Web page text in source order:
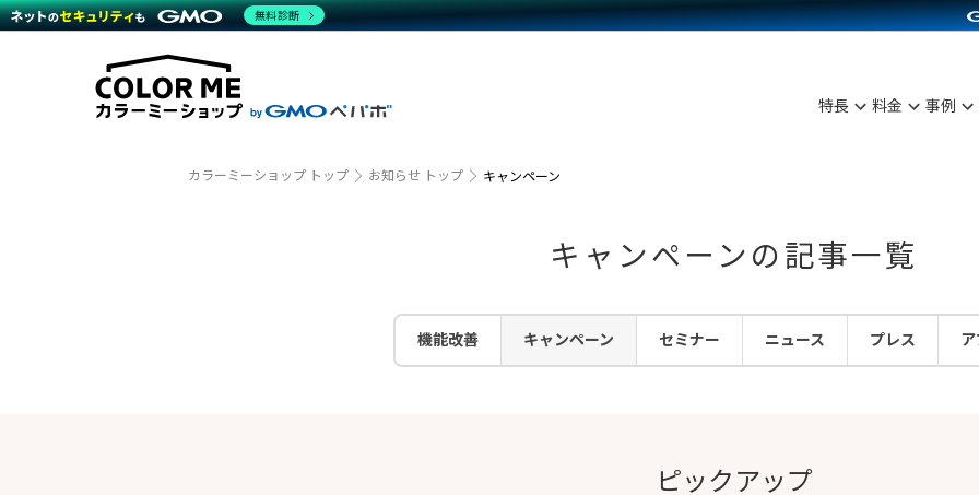
特長 料金 事例
商材一覧を見る
機能一覧を見る
越境EC（海外販売）
売上につながる集客
顧客ロイヤリティを向上
複数店舗との連携
雑貨販売
料金
プラン・料金一覧を見る
料金シミュレーション
事例
運営サポート
サポート一覧を見る
開発・API連携代行
カラーミーショップ トップ お知らせ トップ キャンペーン
キャンペーンの記事一覧
機能改善 キャンペーン セミナー ニュース プレス
ピックアップ
無料診断